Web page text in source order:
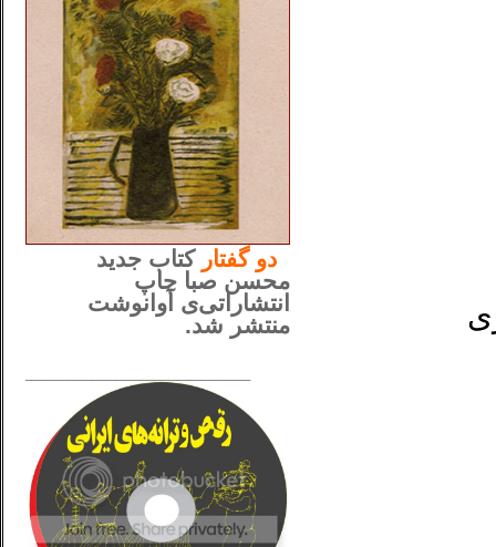
دوگفتار کتاب جدید
محسن صبا چاپ
انتشاراتی‌ی آوانوشت
منتشر شد.